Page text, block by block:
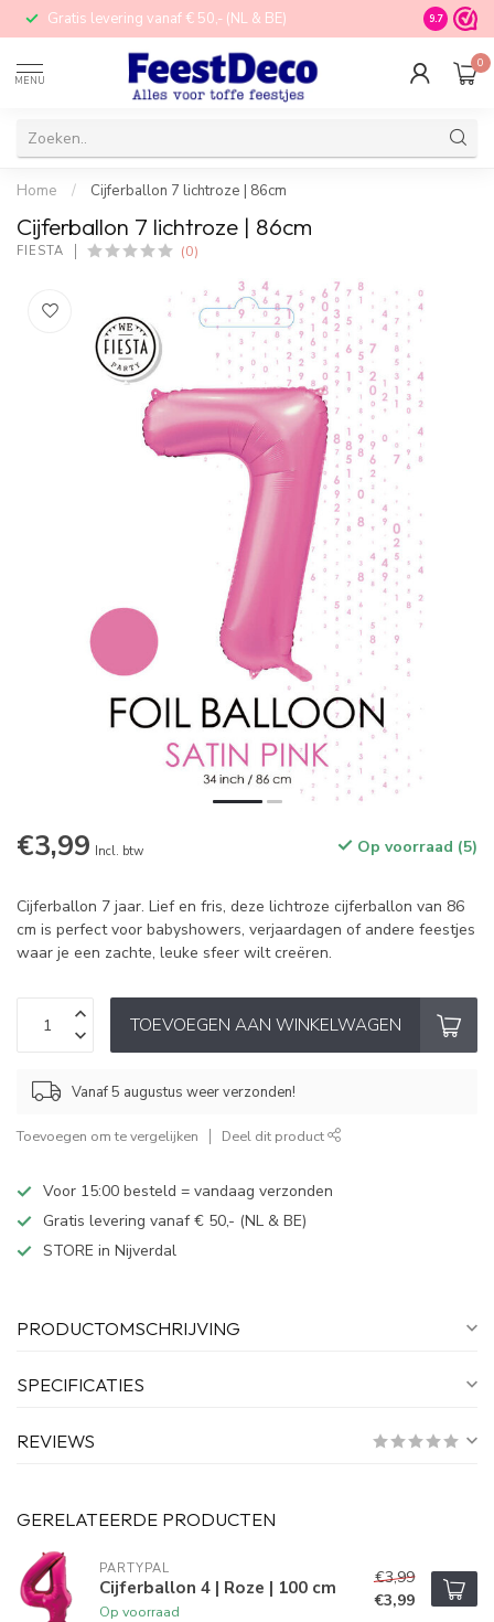
Gratis levering vanaf € 50,- (NL & BE) STORE in
9.7
MENU
0
Home / Cijferballon 7 lichtroze | 86cm
Cijferballon 7 lichtroze | 86cm
FIESTA (0)
€3,99 Incl. btw Op voorraad (5)
Cijferballon 7 jaar. Lief en fris, deze lichtroze cijferballon van 86
cm is perfect voor babyshowers, verjaardagen of andere feestjes
waar je een zachte, leuke sfeer wilt creëren.
TOEVOEGEN AAN WINKELWAGEN
Vanaf 5 augustus weer verzonden!
Toevoegen om te vergelijken Deel dit product
Voor 15:00 besteld = vandaag verzonden
Gratis levering vanaf € 50,- (NL & BE)
STORE in Nijverdal
PRODUCTOMSCHRIJVING
SPECIFICATIES
REVIEWS
GERELATEERDE PRODUCTEN
PARTYPAL
Cijferballon 4 | Roze | 100 cm
Op voorraad
€3,99
€3,99